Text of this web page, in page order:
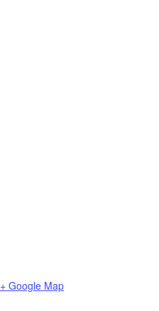
+ Google Map